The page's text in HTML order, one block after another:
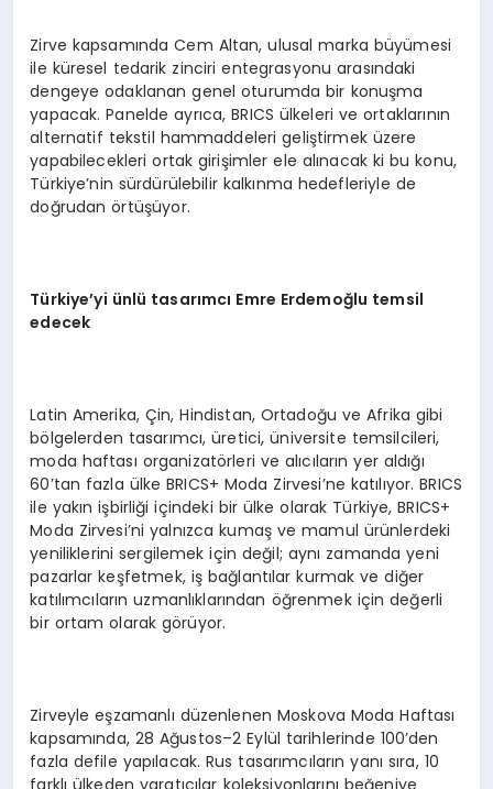
Zirve kapsamında Cem Altan, ulusal marka büyümesi
ile küresel tedarik zinciri entegrasyonu arasındaki
dengeye odaklanan genel oturumda bir konuşma
yapacak. Panelde ayrıca, BRICS ülkeleri ve ortaklarının
alternatif tekstil hammaddeleri geliştirmek üzere
yapabilecekleri ortak girişimler ele alınacak ki bu konu,
Türkiye’nin sürdürülebilir kalkınma hedefleriyle de
doğrudan örtüşüyor.
Türkiye’yi ünlü tasarımcı Emre Erdemoğlu temsil
edecek
Latin Amerika, Çin, Hindistan, Ortadoğu ve Afrika gibi
bölgelerden tasarımcı, üretici, üniversite temsilcileri,
moda haftası organizatörleri ve alıcıların yer aldığı
60’tan fazla ülke BRICS+ Moda Zirvesi’ne katılıyor. BRICS
ile yakın işbirliği içindeki bir ülke olarak Türkiye, BRICS+
Moda Zirvesi’ni yalnızca kumaş ve mamul ürünlerdeki
yeniliklerini sergilemek için değil; aynı zamanda yeni
pazarlar keşfetmek, iş bağlantılar kurmak ve diğer
katılımcıların uzmanlıklarından öğrenmek için değerli
bir ortam olarak görüyor.
Zirveyle eşzamanlı düzenlenen Moskova Moda Haftası
kapsamında, 28 Ağustos–2 Eylül tarihlerinde 100’den
fazla defile yapılacak. Rus tasarımcıların yanı sıra, 10
farklı ülkeden yaratıcılar koleksiyonlarını beğeniye